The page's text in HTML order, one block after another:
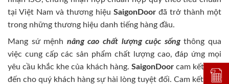
tại Việt Nam và thương hiệu SaigonDoor đã trở thành một
trong những thương hiệu danh tiếng hàng đầu.
Mang sứ mệnh nâng cao chất lượng cuộc sốngthông qua
việc cung cấp các sản phẩm chất lượng cao, đáp ứng mọi
yêu cầu khắc khe của khách hàng. SaigonDoorcam kết đem
đến cho quý khách hàng sự hài lòng tuyệt đối. Cam kết chất
Đặt